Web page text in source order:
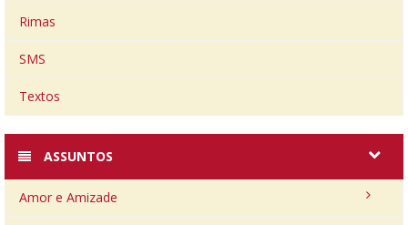
Rimas
SMS
Textos
ASSUNTOS
Amor e Amizade